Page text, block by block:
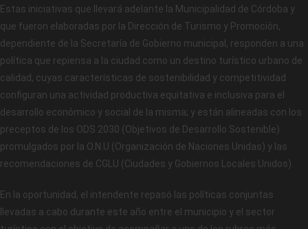
Estas iniciativas que llevará adelante la Municipalidad de Córdoba y
que fueron elaboradas por la Dirección de Turismo y Promoción,
dependiente de la Secretaría de Gobierno municipal, responden a una
política que repiensa a la ciudad como un destino turístico urbano de
calidad, cuyas características de sostenibilidad y competitividad
configuran una actividad productiva equitativa e inclusiva para el
desarrollo económico y social de la misma; y están alineadas con los
preceptos de los ODS 2030 (Objetivos de Desarrollo Sostenible)
promulgados por la O.N.U (Organización de Naciones Unidas) y las
recomendaciones de CGLU (Ciudades y Gobiernos Locales Unidos).
En la oportunidad, el intendente repasó las políticas conjuntas
llevadas a cabo durante este año entre el municipio y el sector